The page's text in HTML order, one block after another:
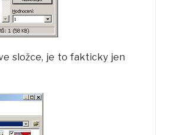
složce, je to fakticky jen